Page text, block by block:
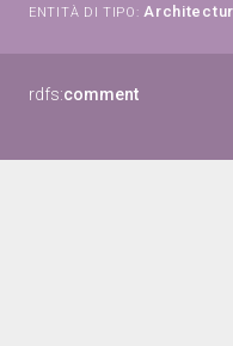
ENTITÀ DI TIPO:
rdfs:comment